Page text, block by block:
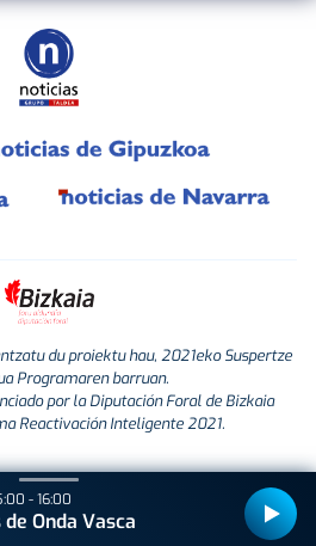
du proiektu hau, 2021eko Suspertze
Programaren barruan.
por la Diputación Foral de Bizkaia
Reactivación Inteligente 2021.
- 16:00
Onda Vasca